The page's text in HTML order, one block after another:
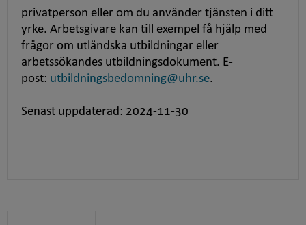
privatperson eller om du använder tjänsten i ditt
yrke. Arbetsgivare kan till exempel få hjälp med
frågor om utländska utbildningar eller
arbetssökandes utbildningsdokument. E-
post: utbildningsbedomning@uhr.se.
Senast uppdaterad: 2024-11-30